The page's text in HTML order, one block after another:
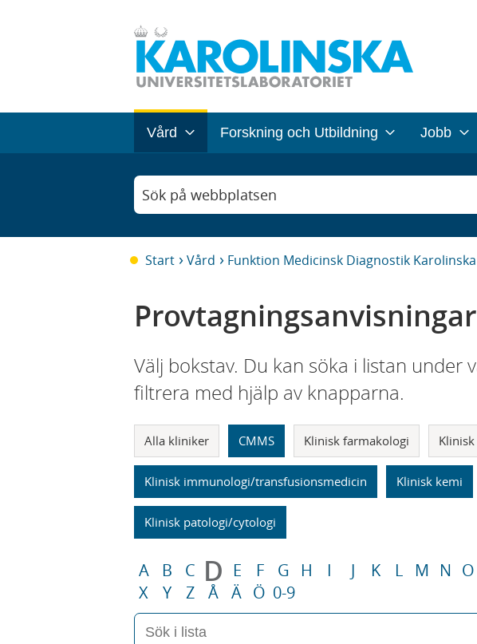
Vård Forskning och Utbildning Jobb
Sök på webbplatsen
Start Vård Funktion Medicinsk Diagnostik Karolinska
Välj bokstav. Du kan söka i listan under
filtrera med hjälp av knapparna.
Alla kliniker CMMS Klinisk farmakologi
Klinisk immunologi/transfusionsmedicin Klinisk kemi
Klinisk patologi/cytologi
A B C D E F G H I J K L M N O
X
Y Z Å Ä Ö 0-9